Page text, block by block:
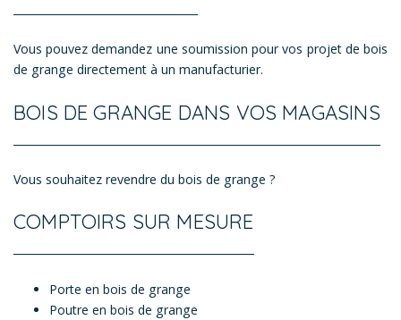
Vous pouvez demandez une soumission pour vos projet de bois
de grange directement à un manufacturier.
BOIS DE GRANGE DANS VOS MAGASINS
Vous souhaitez revendre du bois de grange ?
COMPTOIRS SUR MESURE
Porte en bois de grange
Poutre en bois de grange